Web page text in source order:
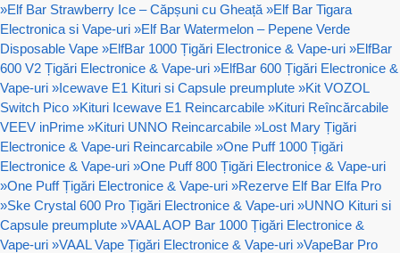
»Elf Bar Strawberry Ice – Căpșuni cu Gheață »Elf Bar Tigara
Electronica si Vape-uri »Elf Bar Watermelon – Pepene Verde
Disposable Vape »ElfBar 1000 Țigări Electronice & Vape-uri »ElfBar
600 V2 Țigări Electronice & Vape-uri »ElfBar 600 Țigări Electronice &
Vape-uri »Icewave E1 Kituri si Capsule preumplute »Kit VOZOL
Switch Pico »Kituri Icewave E1 Reincarcabile »Kituri Reîncărcabile
VEEV inPrime »Kituri UNNO Reincarcabile »Lost Mary Țigări
Electronice & Vape-uri Reincarcabile »One Puff 1000 Țigări
Electronice & Vape-uri »One Puff 800 Țigări Electronice & Vape-uri
»One Puff Țigări Electronice & Vape-uri »Rezerve Elf Bar Elfa Pro
»Ske Crystal 600 Pro Țigări Electronice & Vape-uri »UNNO Kituri si
Capsule preumplute »VAAL AOP Bar 1000 Țigări Electronice &
Vape-uri »VAAL Vape Țigări Electronice & Vape-uri »VapeBar Pro